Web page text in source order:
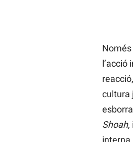
l’acció
cultura
Shoah,
interna.